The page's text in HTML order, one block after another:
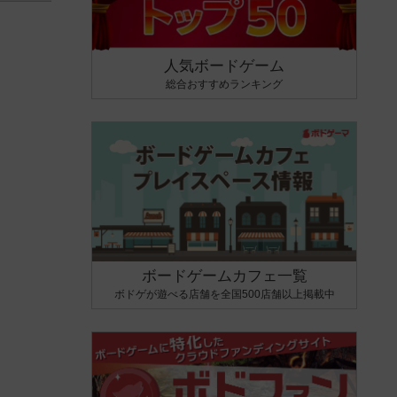
人気ボードゲーム
総合おすすめランキング
ボードゲームカフェ一覧
ボドゲが遊べる店舗を全国500店舗以上掲載中